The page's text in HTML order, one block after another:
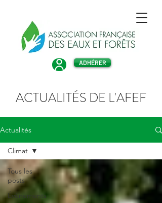
ADHÉRER
ACTUALITÉS DE L'AFEF
Actualités
Tous les
posts
Évènements
Climat